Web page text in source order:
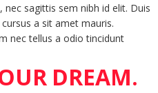
sagittis sem nibh id elit. Duis
a sit amet mauris.
nec tellus a odio tincidunt
DREAM.